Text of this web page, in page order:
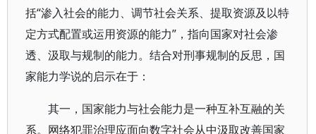
括“渗入社会的能力、调节社会关系、提取资源及以特
定方式配置或运用资源的能力”，指向国家对社会渗
透、汲取与规制的能力。结合对刑事规制的反思，国
家能力学说的启示在于：
其一，国家能力与社会能力是一种互补互融的关
系。网络犯罪治理应面向数字社会从中汲取改善国家